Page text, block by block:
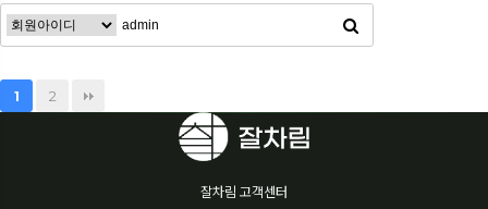
1 2
잘차림 고객센터